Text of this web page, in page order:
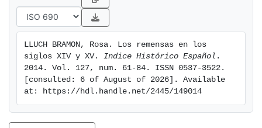
LLUCH BRAMON, Rosa. Los remensas en los
siglos XIV y XV. Indice Histórico Español .
2014. Vol. 127, num. 61-84. ISSN 0537-3522.
[consulted: 6 of August of 2026]. Available
at: https://hdl.handle.net/2445/149014